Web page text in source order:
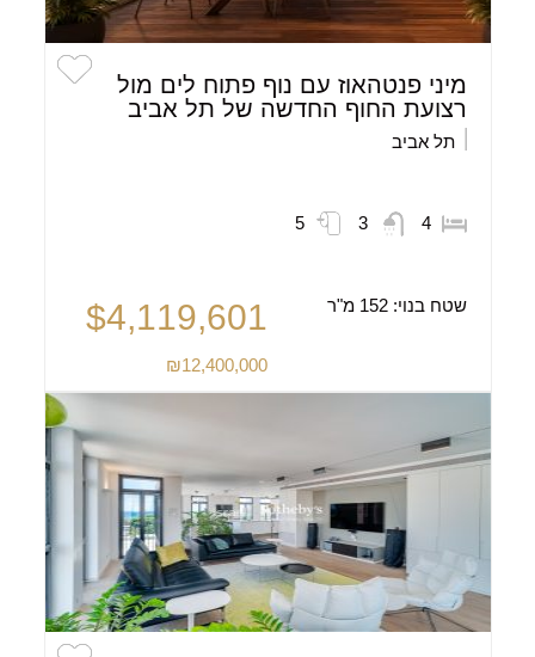
מיני פנטהאוז עם נוף פתוח לים מול
רצועת החוף החדשה של תל אביב
תל אביב
4
3
5
שטח בנוי:152 מ"ר $4,119,601
₪12,400,000